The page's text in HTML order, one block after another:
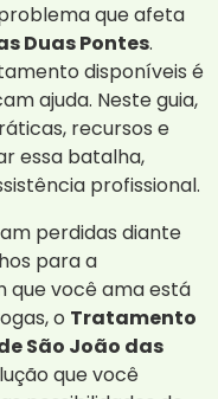
que afeta
Duas Pontes.
disponíveis é
ajuda. Neste guia,
recursos e
essa batalha,
profissional.
perdidas diante
para a
que você ama está
o Tratamento
São João das
que você